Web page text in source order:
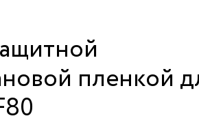
пленкой